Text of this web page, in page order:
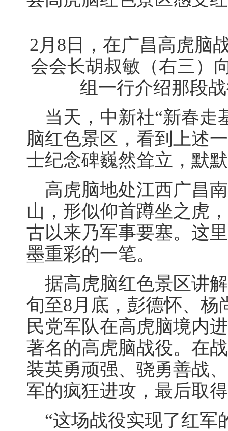
2月8日，在广昌高虎脑
会会长胡叔敏（右三）
组一行介绍那段
当天，中新社“新春走
脑红色景区，看到上述
士纪念碑巍然耸立，默
高虎脑地处江西广昌
山，形似仰首蹲坐之虎
古以来乃军事要塞。这
墨重彩的一笔。
据高虎脑红色景区讲
旬至8月底，彭德怀、杨
民党军队在高虎脑境内
著名的高虎脑战役。在
装英勇顽强、骁勇善战
军的疯狂进攻，最后取
“这场战役实现了红军